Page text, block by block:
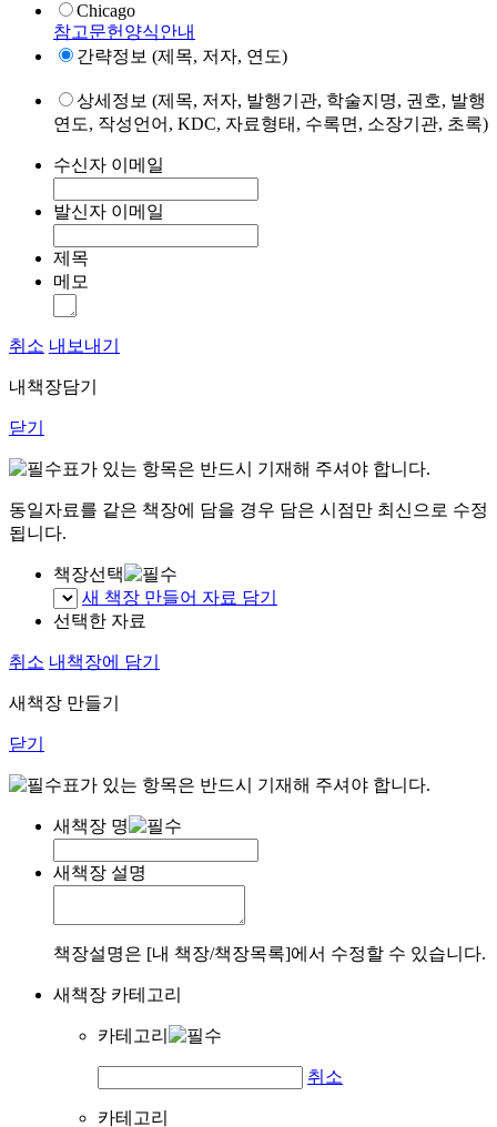
Chicago
참고문헌양식안내
간략정보 (제목, 저자, 연도)
상세정보 (제목, 저자, 발행기관, 학술지명, 권호, 발행
연도, 작성언어, KDC, 자료형태, 수록면, 소장기관, 초록)
수신자 이메일
발신자 이메일
제목
메모
취소 내보내기
내책장담기
닫기
표가 있는 항목은 반드시 기재해 주셔야 합니다.
동일자료를 같은 책장에 담을 경우 담은 시점만 최신으로 수정
됩니다.
책장선택
새 책장 만들어 자료 담기
선택한 자료
취소 내책장에 담기
새책장 만들기
닫기
표가 있는 항목은 반드시 기재해 주셔야 합니다.
새책장 명
새책장 설명
책장설명은 [내 책장/책장목록]에서 수정할 수 있습니다.
새책장 카테고리
카테고리
취소
카테고리